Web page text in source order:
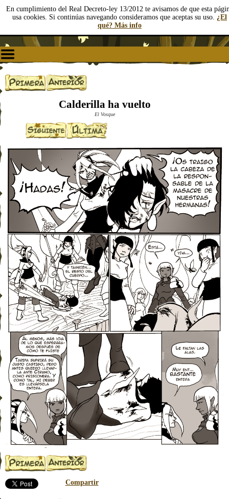
En cumplimiento del Real Decreto-ley 13/2012 te avisamos de que esta
usa cookies. Si continúas navegando consideramos que aceptas su uso. ¿El
qué? Más info
Calderilla ha vuelto
El Vosque
Compartir